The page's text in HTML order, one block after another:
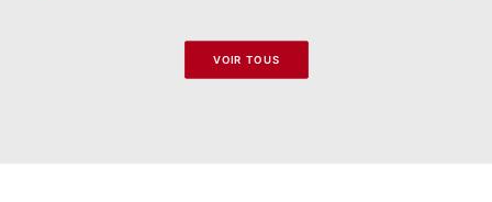
VOIR TOUS